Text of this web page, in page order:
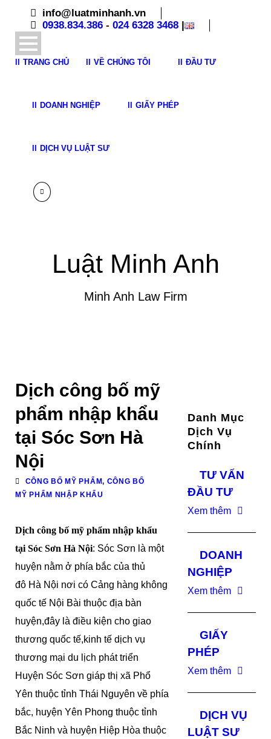
info@luatminhanh.vn
0938.834.386 - 024 6328 3468 |
TRANG CHỦ VỀ CHÚNG TÔI ĐẦU TƯ
DOANH NGHIỆP GIẤY PHÉP
DỊCH VỤ LUẬT SƯ
Luật Minh Anh
Minh Anh Law Firm
Dịch công bố mỹ
phẩm nhập khẩu
tại Sóc Sơn Hà
Nội
CÔNG BỐ MỸ PHẨM, CÔNG BỐ
MỸ PHẨM NHẬP KHẨU
Dịch công bố mỹ phẩm nhập khẩu
tại Sóc Sơn Hà Nội: Sóc Sơn là một
huyện nằm ở phía bắc của thủ
đô Hà Nội nơi có Cảng hàng không
quốc tế Nội Bài thuộc địa bàn
huyện,đây là điều kiện cho giao
thương quốc tế,kinh tế dịch vụ
thương mại du lịch phát triển
Huyện Sóc Sơn giáp thị xã Phổ
Yên thuộc tỉnh Thái Nguyên về phía
bắc, huyện Yên Phong thuộc tỉnh
Bắc Ninh và huyện Hiệp Hòa thuộc
Danh Mục
Dịch Vụ
Chính
TƯ VẤN
ĐẦU TƯ
Xem thêm
DOANH
NGHIỆP
Xem thêm
GIẤY
PHÉP
Xem thêm
DỊCH VỤ
LUẬT SƯ